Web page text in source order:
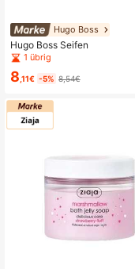
Hugo Boss
Hugo Boss Seifen
1 übrig
8 ,11€ -5% 8,54€